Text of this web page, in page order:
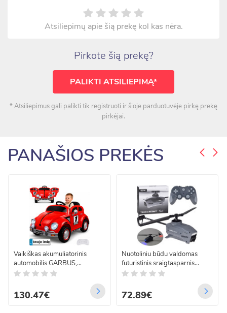
Atsiliepimų apie šią prekę kol kas nėra.
Pirkote šią prekę?
PALIKTI ATSILIEPIMĄ*
* Atsiliepimus gali palikti tik registruoti ir šioje parduotuvėje pirkę prekę
pirkėjai.
PANAŠIOS PREKĖS
Vaikiškas akumuliatorinis
automobilis GARBUS,
raudonas, retro, supimosi
130.47€
Nuotoliniu būdu valdomas
futuristinis sraigtasparnis
Scout, RC0724
72.89€